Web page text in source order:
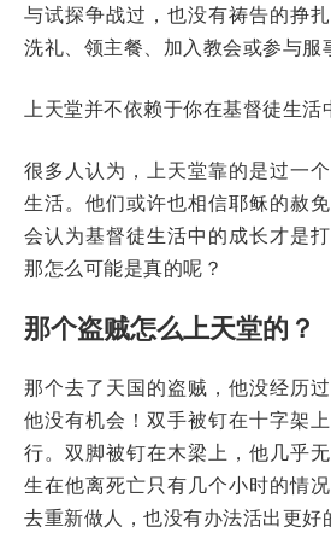
与试探争战过，也没有祷告的挣
洗礼、领主餐、加入教会或参与服
上天堂并不依赖于你在基督徒生活
很多人认为，上天堂靠的是过一
生活。他们或许也相信耶稣的赦
会认为基督徒生活中的成长才是
那怎么可能是真的呢？
那个盗贼怎么上天堂的？
那个去了天国的盗贼，他没经历
他没有机会！双手被钉在十字架
行。双脚被钉在木梁上，他几乎
生在他离死亡只有几个小时的情
去重新做人，也没有办法活出更好